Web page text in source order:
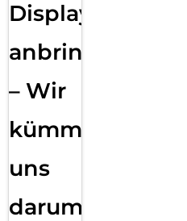
Displayfolie
anbringen
– Wir
kümmern
uns
darum!